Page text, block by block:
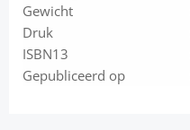
Gewicht
Druk
ISBN13
Gepubliceerd op